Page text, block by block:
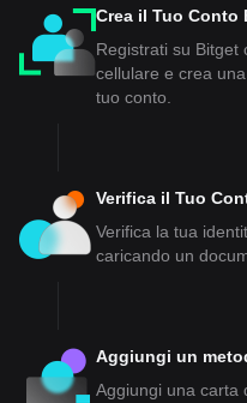
Crea il Tuo Conto
Registrati su Bitget
cellulare e crea
tuo conto.
Verifica il Tuo
Verifica la tua
caricando un
Aggiungi un
Aggiungi una carta